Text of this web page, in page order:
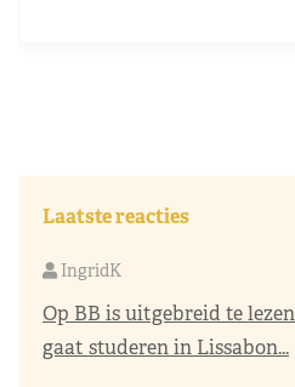
Laatste reacties
IngridK
Op BB is uitgebreid te
gaat studeren in Lissabon...